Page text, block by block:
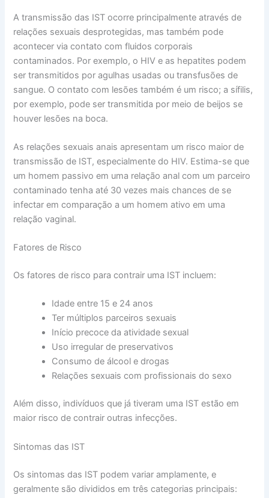
A transmissão das IST ocorre principalmente através de
relações sexuais desprotegidas, mas também pode
acontecer via contato com fluidos corporais
contaminados. Por exemplo, o HIV e as hepatites podem
ser transmitidos por agulhas usadas ou transfusões de
sangue. O contato com lesões também é um risco; a sífilis,
por exemplo, pode ser transmitida por meio de beijos se
houver lesões na boca.
As relações sexuais anais apresentam um risco maior de
transmissão de IST, especialmente do HIV. Estima-se que
um homem passivo em uma relação anal com um parceiro
contaminado tenha até 30 vezes mais chances de se
infectar em comparação a um homem ativo em uma
relação vaginal.
Fatores de Risco
Os fatores de risco para contrair uma IST incluem:
Idade entre 15 e 24 anos
Ter múltiplos parceiros sexuais
Início precoce da atividade sexual
Uso irregular de preservativos
Consumo de álcool e drogas
Relações sexuais com profissionais do sexo
Além disso, indivíduos que já tiveram uma IST estão em
maior risco de contrair outras infecções.
Sintomas das IST
Os sintomas das IST podem variar amplamente, e
geralmente são divididos em três categorias principais: